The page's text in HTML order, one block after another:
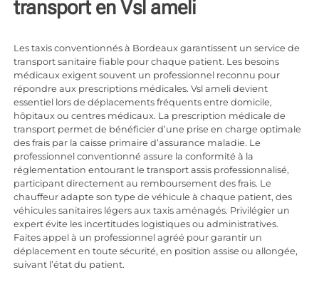
transport en Vsl ameli
Lestaxis conventionnés à Bordeaux garantissent un service de
transport sanitaire fiable pour chaque patient. Les besoins
médicaux exigent souvent un professionnel reconnu pour
répondre aux prescriptions médicales. Vsl ameli devient
essentiel lors de déplacements fréquents entre domicile,
hôpitaux ou centres médicaux. La prescription médicale de
transport permet de bénéficier d’une prise en charge optimale
des frais par la caisse primaire d’assurance maladie. Le
professionnel conventionné assure la conformité à la
réglementation entourant le transport assis professionnalisé,
participant directement au remboursement des frais. Le
chauffeur adapte son type de véhicule à chaque patient, des
véhicules sanitaires légers aux taxis aménagés. Privilégier un
expert évite les incertitudes logistiques ou administratives.
Faites appel à un professionnel agréé pour garantir un
déplacement en toute sécurité, en position assise ou allongée,
suivant l’état du patient.